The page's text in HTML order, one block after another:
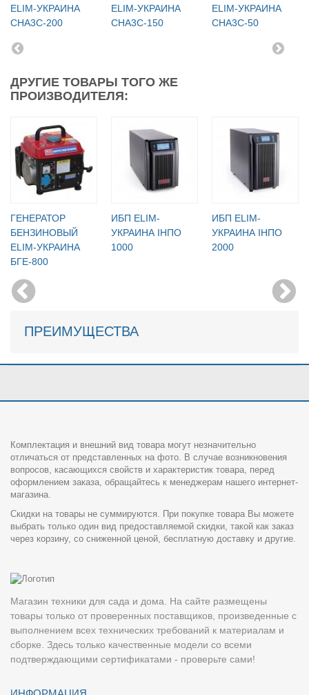
ELIM-УКРАИНА
СНА3С-200
ELIM-УКРАИНА
СНА3С-150
ELIM-УКРАИНА
СНА3С-50
ДРУГИЕ ТОВАРЫ ТОГО ЖЕ
ПРОИЗВОДИТЕЛЯ:
ГЕНЕРАТОР
БЕНЗИНОВЫЙ
ELIM-УКРАИНА
БГЕ-800
ИБП ELIM-
УКРАИНА ІНПО
1000
ИБП ELIM-
УКРАИНА ІНПО
2000
ПРЕИМУЩЕСТВА
Комплектация и внешний вид товара могут незначительно
отличаться от представленных на фото. В случае возникновения
вопросов, касающихся свойств и характеристик товара, перед
оформлением заказа, обращайтесь к менеджерам нашего интернет-
магазина.
Скидки на товары не суммируются. При покупке товара Вы можете
выбрать только один вид предоставляемой скидки, такой как заказ
через корзину, со сниженной ценой, бесплатную доставку и другие.
Магазин техники для сада и дома. На сайте размещены
товары только от проверенных поставщиков, произведенные с
выполнением всех технических требований к материалам и
сборке. Здесь только качественные модели со всеми
подтверждающими сертификатами - проверьте сами!